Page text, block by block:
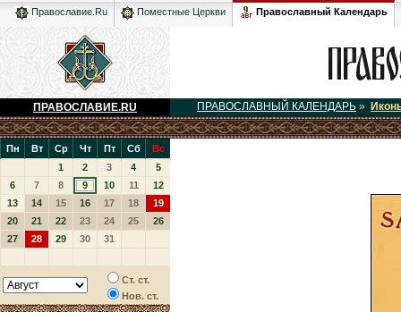
Православие.Ru Поместные Церкви Православный Календарь
ПРАВОСЛАВИЕ.RU ПРАВОСЛАВНЫЙ КАЛЕНДАРЬ »
Пн Вт Ср Чт Пт Сб
Вс
1
2 3 4
5
6
7 8 9 10 11
12
13
14 15 16 17 18
19
20
21 22 23 24 25
26
27
28 29 30 31
Ст. ст.
Нов. ст.